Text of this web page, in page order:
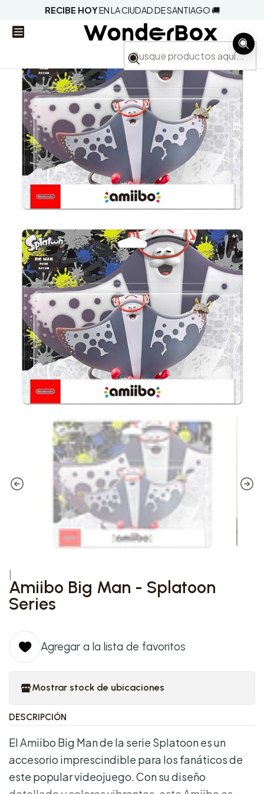
RECIBE HOYEN LA CIUDAD DE SANTIAGO 🚚
Amiibo Big Man - Splatoon
Series
Agregar a la lista de favoritos
Mostrar stock de ubicaciones
DESCRIPCIÓN
El Amiibo Big Man de la serie Splatoon es un
accesorio imprescindible para los fanáticos de
este popular videojuego. Con su diseño